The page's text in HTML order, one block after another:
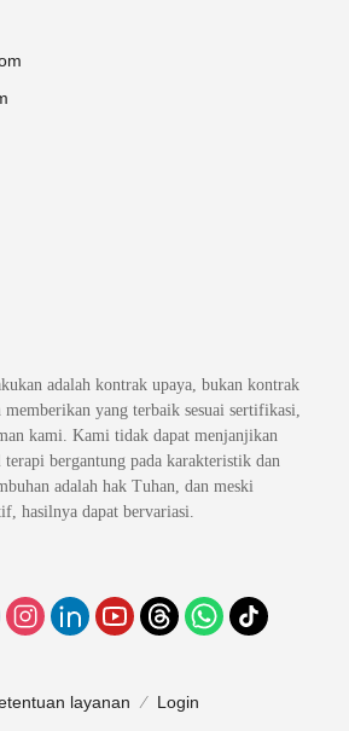
adalah kontrak upaya, bukan kontrak
yang terbaik sesuai sertifikasi,
kami. Kami tidak dapat menjanjikan
terapi bergantung pada karakteristik dan
adalah hak Tuhan, dan meski
hasilnya dapat bervariasi.
layanan Login